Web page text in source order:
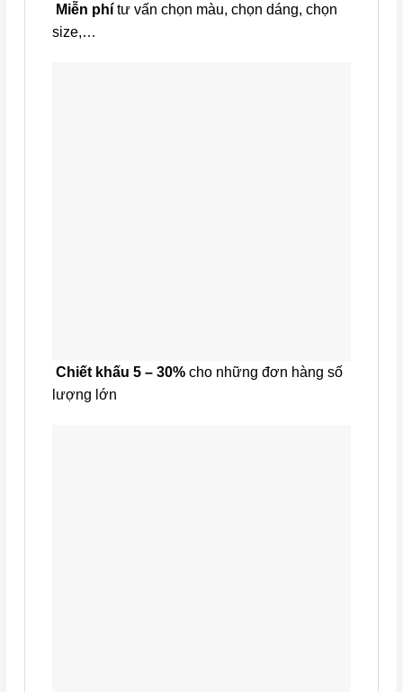
Miễn phí tư vấn chọn màu, chọn dáng, chọn
size,…
Chiết khấu 5 – 30% cho những đơn hàng số
lượng lớn